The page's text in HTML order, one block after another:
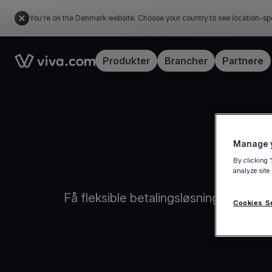
You're on the Denmark website. Choose your country to see location-
Link to the homepageProdukter Brancher Partnere
Fra
Få fleksible betalingsløsninger til
Manage
By clicking
analyze site
Cookies